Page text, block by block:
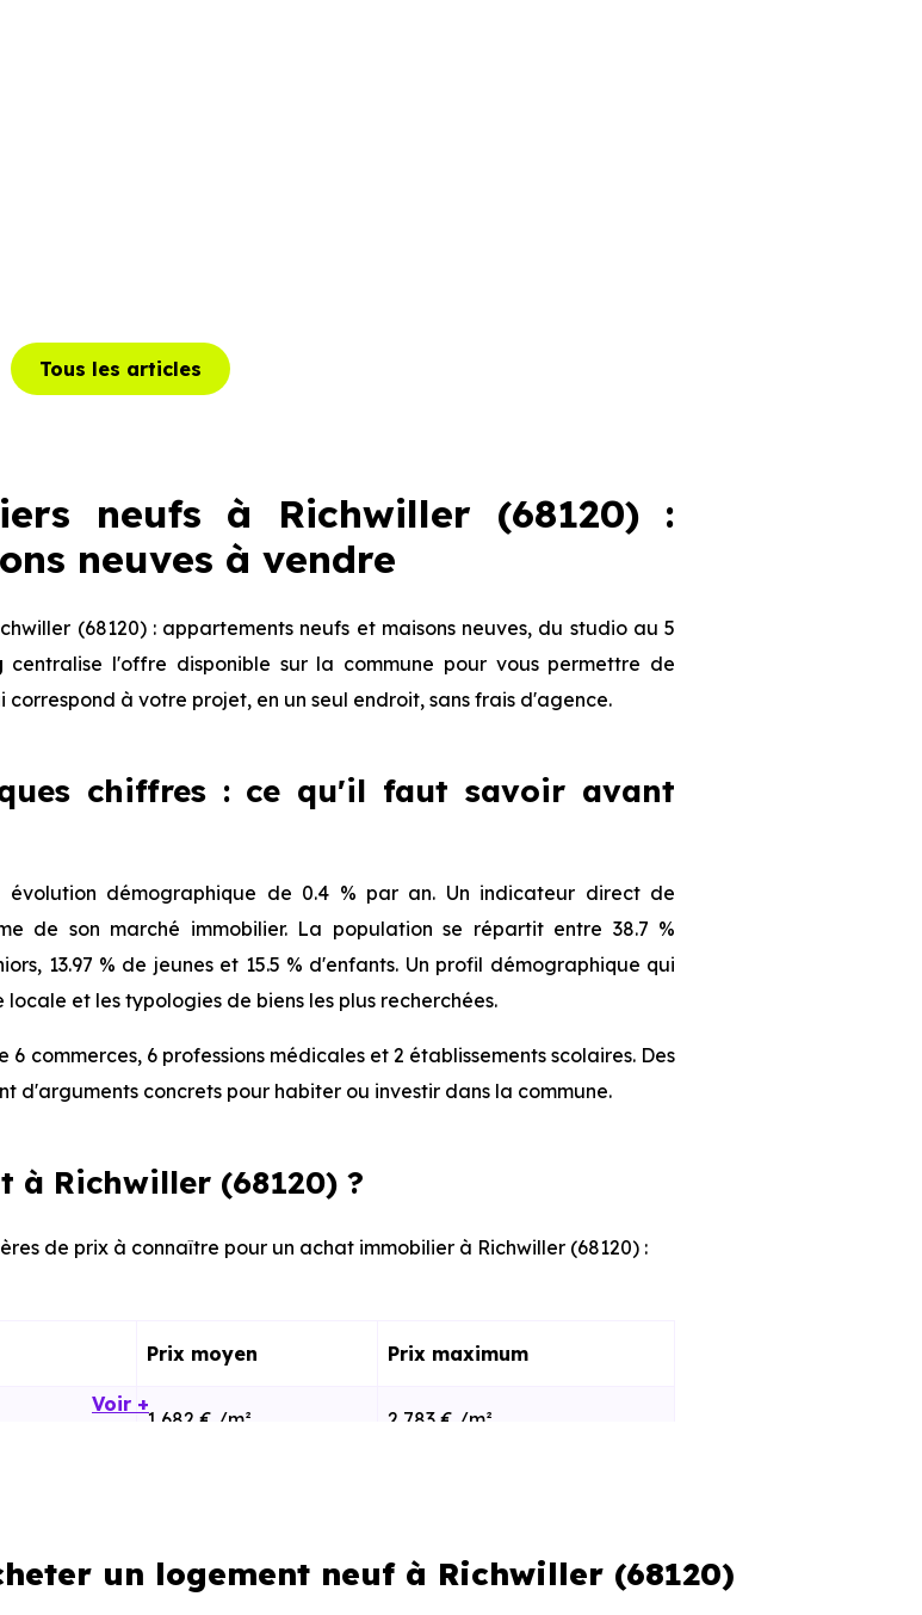
Tous les articles
neufs à Richwiller (68120) :
neuves à vendre
(68120) : appartements neufs et maisons neuves, du studio au 5
centralise l'offre disponible sur la commune pour vous permettre de
à votre projet, en un seul endroit, sans frais d'agence.
chiffres : ce qu'il faut savoir avant
évolution démographique de 0.4 % par an. Un indicateur direct de
de son marché immobilier. La population se répartit entre 38.7 %
13.97 % de jeunes et 15.5 % d'enfants. Un profil démographique qui
et les typologies de biens les plus recherchées.
commerces, 6 professions médicales et 2 établissements scolaires. Des
d'arguments concrets pour habiter ou investir dans la commune.
à Richwiller (68120) ?
de prix à connaître pour un achat immobilier à Richwiller (68120) :
Prix moyen Prix maximum
1 682 € /m² 2 783 € /m²
la surface, les prestations et le stade d'avancement du
Voir +
un logement neuf à Richwiller (68120)